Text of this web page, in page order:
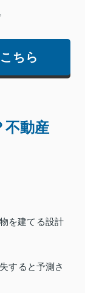
ちら
不動産
を建てる設計
すると予測さ